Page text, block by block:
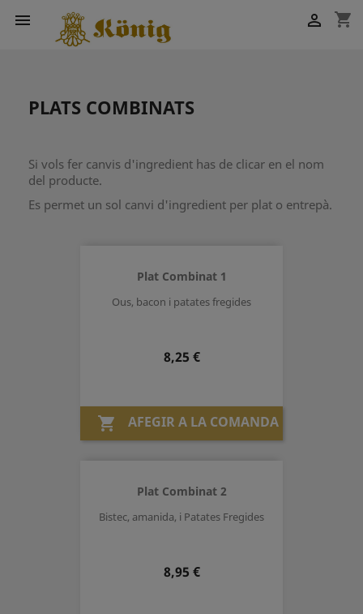
 shopping_cart

PLATS COMBINATS
Si vols fer canvis d'ingredient has de clicar en el nom
del producte.
Es permet un sol canvi d'ingredient per plat o entrepà.
Plat Combinat 1
Ous, bacon i patates fregides
Preu
8,25 €
 AFEGIR A LA COMANDA
Plat Combinat 2
Bistec, amanida, i Patates Fregides
Preu
8,95 €